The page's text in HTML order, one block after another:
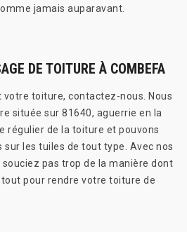
jamais auparavant.
DE TOITURE À COMBEFA
toiture, contactez-nous. Nous
située sur 81640, aguerrie en la
régulier de la toiture et pouvons
les tuiles de tout type. Avec nos
pas trop de la manière dont
pour rendre votre toiture de